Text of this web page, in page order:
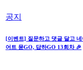
공지
[이벤트] 질문하고 댓글 달고
어트 묻GO, 답하GO 13회차 🎉